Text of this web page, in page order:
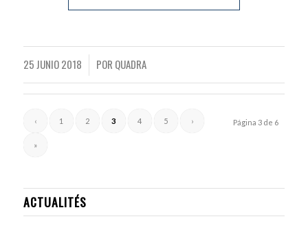
25 JUNIO 2018 POR QUADRA
Página 3 de 6
‹ 1 2 3 4 5 ›
»
ACTUALITÉS